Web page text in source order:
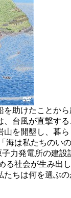
を助けたことか
、台風が直撃す
山を開墾し、暮
海は私たちのい
子力発電所の建
る社会が生み出
ちは何を選ぶ